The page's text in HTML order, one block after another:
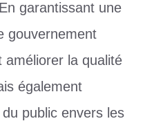
garantissant une
gouvernement
améliorer la qualité
également
public envers les